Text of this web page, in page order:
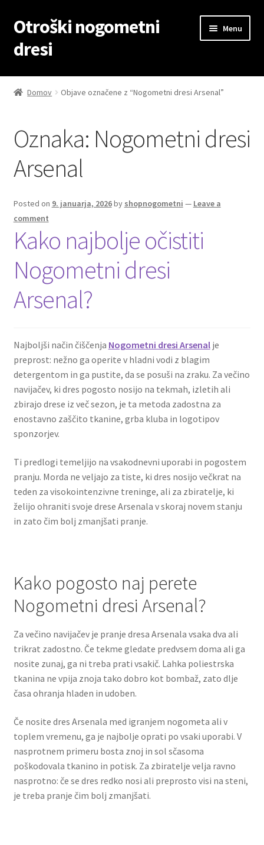
Skip
to
navigation
Skip
to
content
Otroški nogometni
dresi
Menu
Domov
Kontaktiraj nas
Košarica
Moj račun
Trgovina
Zaključek nakupa
Domov Objave označene z “Nogometni dresi Arsenal”
Oznaka: Nogometni dresi
Arsenal
Posted on 9. januarja, 2026by shopnogometni — Leave a
comment
Kako najbolje očistiti
Nogometni dresi
Arsenal?
Najboljši način čiščenja Nogometni dresi Arsenalje
preprost: nežno ga operite v hladni vodi z blagim
detergentom in ga pustite, da se posuši na zraku. Za večino
navijačev, ki dres pogosto nosijo na tekmah, izletih ali
zbirajo drese iz več sezon, je ta metoda zadostna za
enostavno zaščito tkanine, grba kluba in logotipov
sponzorjev.
Ti predlogi temeljijo na vsakodnevni uporabi in pogostem
pranju. Morda ne veljajo za tiste, ki dres nosijo večkrat na
teden za visokointenzivne treninge, ali za zbiratelje, ki
želijo ohraniti svoje drese Arsenala v skoraj novem stanju
in zato čim bolj zmanjšati pranje.
Kako pogosto naj perete
Nogometni dresi Arsenal?
Za večino navijačev je pranje dresa Arsenala vsaka dva ali
trikrat zadostno. Če tekme gledate predvsem doma ali ga
nosite zunaj, ga ni treba prati vsakič. Lahka poliestrska
tkanina ne vpija znoja tako dobro kot bombaž, zato dlje
časa ohranja hladen in udoben.
Če nosite dres Arsenala med igranjem nogometa ali v
toplem vremenu, ga je najbolje oprati po vsaki uporabi. V
nasprotnem primeru bosta znoj in sol sčasoma
poškodovala tkanino in potisk. Za zbiratelje velja ravno
nasprotno: če se dres redko nosi ali preprosto visi na steni,
je treba pranje čim bolj zmanjšati.